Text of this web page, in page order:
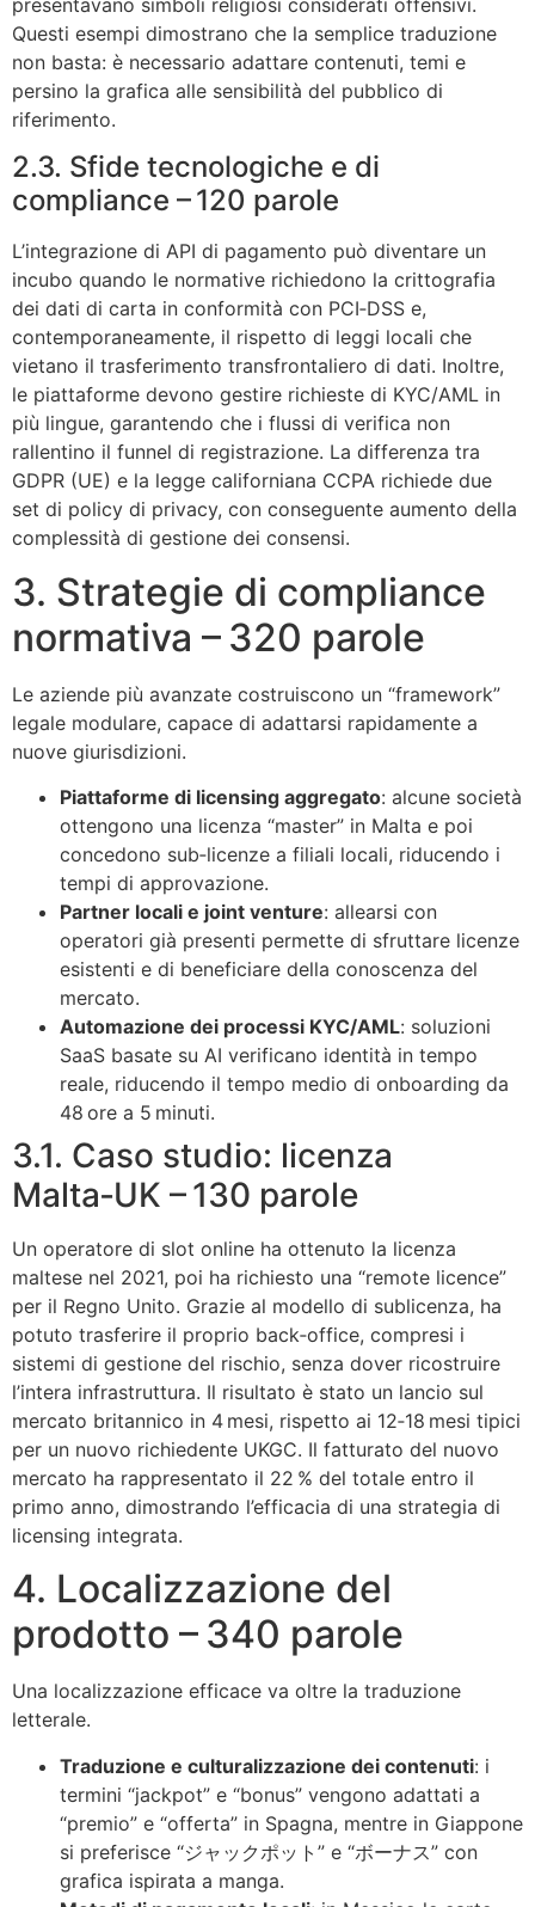
Questi esempi dimostrano che la semplice traduzione
non basta: è necessario adattare contenuti, temi e
persino la grafica alle sensibilità del pubblico di
riferimento.
2.3. Sfide tecnologiche e di
compliance – 120 parole
L’integrazione di API di pagamento può diventare un
incubo quando le normative richiedono la crittografia
dei dati di carta in conformità con PCI‑DSS e,
contemporaneamente, il rispetto di leggi locali che
vietano il trasferimento transfrontaliero di dati. Inoltre,
le piattaforme devono gestire richieste di KYC/AML in
più lingue, garantendo che i flussi di verifica non
rallentino il funnel di registrazione. La differenza tra
GDPR (UE) e la legge californiana CCPA richiede due
set di policy di privacy, con conseguente aumento della
complessità di gestione dei consensi.
3. Strategie di compliance
normativa – 320 parole
Le aziende più avanzate costruiscono un “framework”
legale modulare, capace di adattarsi rapidamente a
nuove giurisdizioni.
Piattaforme di licensing aggregato: alcune società
ottengono una licenza “master” in Malta e poi
concedono sub‑licenze a filiali locali, riducendo i
tempi di approvazione.
Partner locali e joint venture: allearsi con
operatori già presenti permette di sfruttare licenze
esistenti e di beneficiare della conoscenza del
mercato.
Automazione dei processi KYC/AML: soluzioni
SaaS basate su AI verificano identità in tempo
reale, riducendo il tempo medio di onboarding da
48 ore a 5 minuti.
3.1. Caso studio: licenza
Malta‑UK – 130 parole
Un operatore di slot online ha ottenuto la licenza
maltese nel 2021, poi ha richiesto una “remote licence”
per il Regno Unito. Grazie al modello di sublicenza, ha
potuto trasferire il proprio back‑office, compresi i
sistemi di gestione del rischio, senza dover ricostruire
l’intera infrastruttura. Il risultato è stato un lancio sul
mercato britannico in 4 mesi, rispetto ai 12‑18 mesi tipici
per un nuovo richiedente UKGC. Il fatturato del nuovo
mercato ha rappresentato il 22 % del totale entro il
primo anno, dimostrando l’efficacia di una strategia di
licensing integrata.
4. Localizzazione del
prodotto – 340 parole
Una localizzazione efficace va oltre la traduzione
letterale.
Traduzione e culturalizzazione dei contenuti: i
termini “jackpot” e “bonus” vengono adattati a
“premio” e “offerta” in Spagna, mentre in Giappone
si preferisce “ジャックポット” e “ボーナス” con
grafica ispirata a manga.